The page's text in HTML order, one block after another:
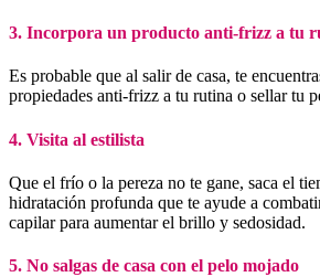
3. Incorpora un producto anti-frizz a tu
Es probable que al salir de casa, te
propiedades anti-frizz a tu rutina o sellar tu
4. Visita al estilista
Que el frío o la pereza no te gane, saca el
hidratación profunda que te ayude a
capilar para aumentar el brillo y sedosidad.
5. No salgas de casa con el pelo mojado